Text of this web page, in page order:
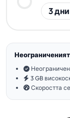
3 GB
Скоростта